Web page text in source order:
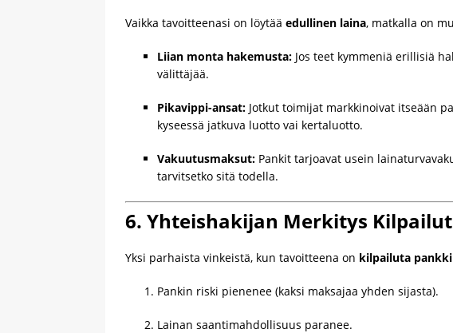
Vaikka tavoitteenasi on löytää edullinen laina, matkalla on
Liian monta hakemusta: Jos teet kymmeniä erillisiä
välittäjää.
Pikavippi-ansat: Jotkut toimijat markkinoivat itseään
kyseessä jatkuva luotto vai kertaluotto.
Vakuutusmaksut: Pankit tarjoavat usein
tarvitsetko sitä todella.
6. Yhteishakijan Merkitys
Yksi parhaista vinkeistä, kun tavoitteena on kilpailuta
Pankin riski pienenee (kaksi maksajaa yhden sijasta).
Lainan saantimahdollisuus paranee.